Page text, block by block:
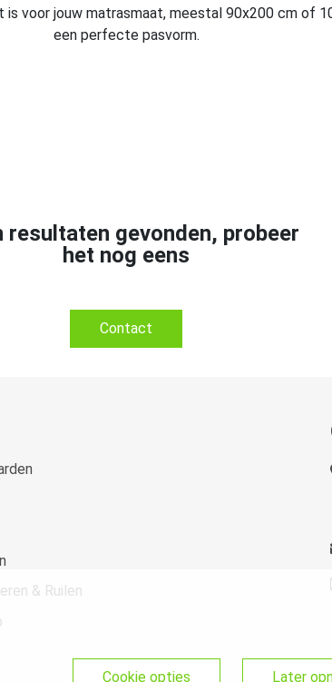
voor jouw matrasmaat, meestal 90x200 cm of
een perfecte pasvorm.
resultaten gevonden, probeer
het nog eens
Contact
& Ruilen
later
cookie opties